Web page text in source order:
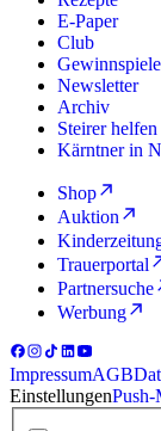
E-Paper
Club
Gewinnspiele
Newsletter
Archiv
Steirer
Kärntner in
Shop
Auktion
Trauerportal
Partnersuche
Werbung
ImpressumAGB
EinstellungenPush-